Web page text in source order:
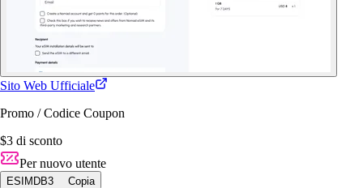
Sito Web Ufficiale
Promo / Codice Coupon
$3 di sconto
Per nuovo utente
ESIMDB3 Copia